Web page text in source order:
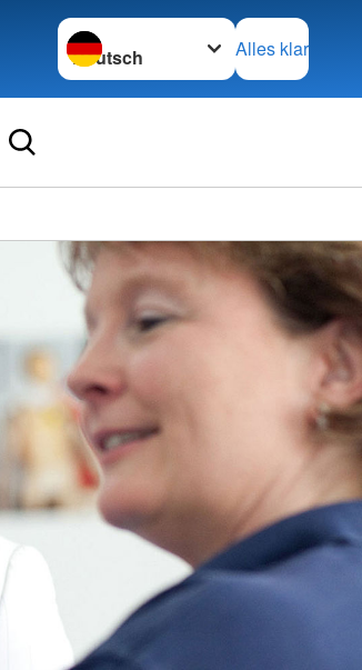
Sprache wechseln zu
Alles klar